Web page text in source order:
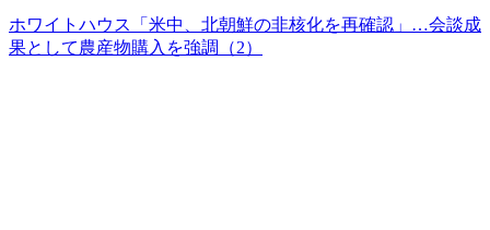
ホワイトハウス「米中、北朝鮮の非核化を再確認」…会談成
果として農産物購入を強調（2）